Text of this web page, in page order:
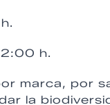
h.
marca, por
la